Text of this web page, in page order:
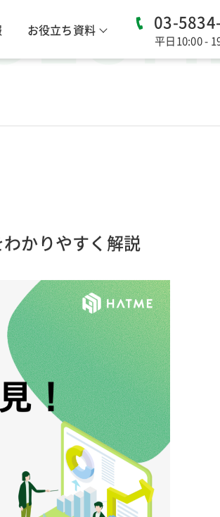
お役立ち資料 03-
平日10:00 -
わかりやすく解説